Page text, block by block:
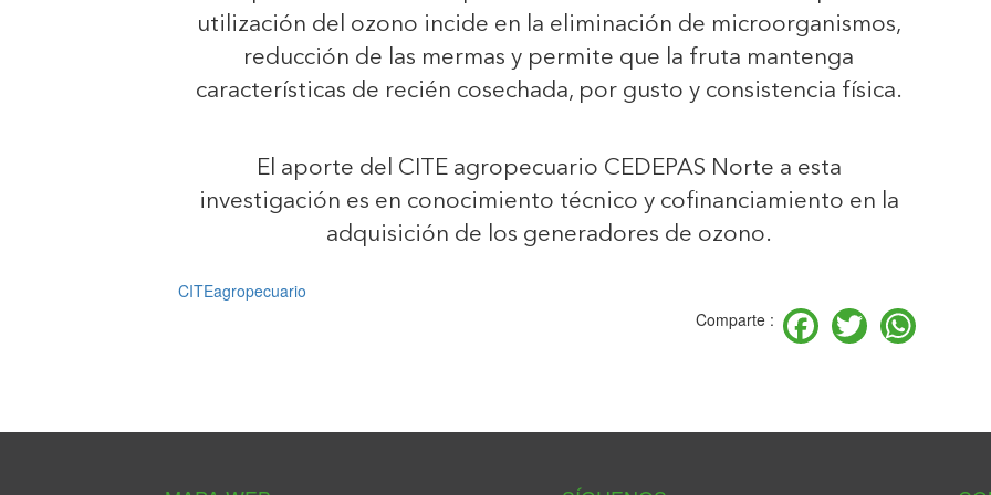
utilización del ozono incide en la eliminación de microorganismos,
reducción de las mermas y permite que la fruta mantenga
características de recién cosechada, por gusto y consistencia física.
El aporte del CITE agropecuario CEDEPAS Norte a esta
investigación es en conocimiento técnico y cofinanciamiento en la
adquisición de los generadores de ozono.
CITEagropecuario
Comparte :
Facebook
Twitter